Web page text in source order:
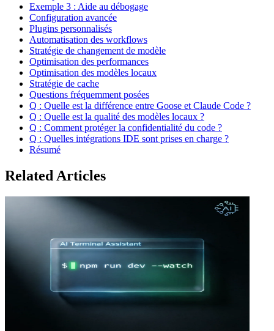
Exemple 3 : Aide au débogage
Configuration avancée
Plugins personnalisés
Automatisation des workflows
Stratégie de changement de modèle
Optimisation des performances
Optimisation des modèles locaux
Stratégie de cache
Questions fréquemment posées
Q : Quelle est la différence entre Goose et Claude Code ?
Q : Quelle est la qualité des modèles locaux ?
Q : Comment protéger la confidentialité du code ?
Q : Quelles intégrations IDE sont prises en charge ?
Résumé
Related Articles